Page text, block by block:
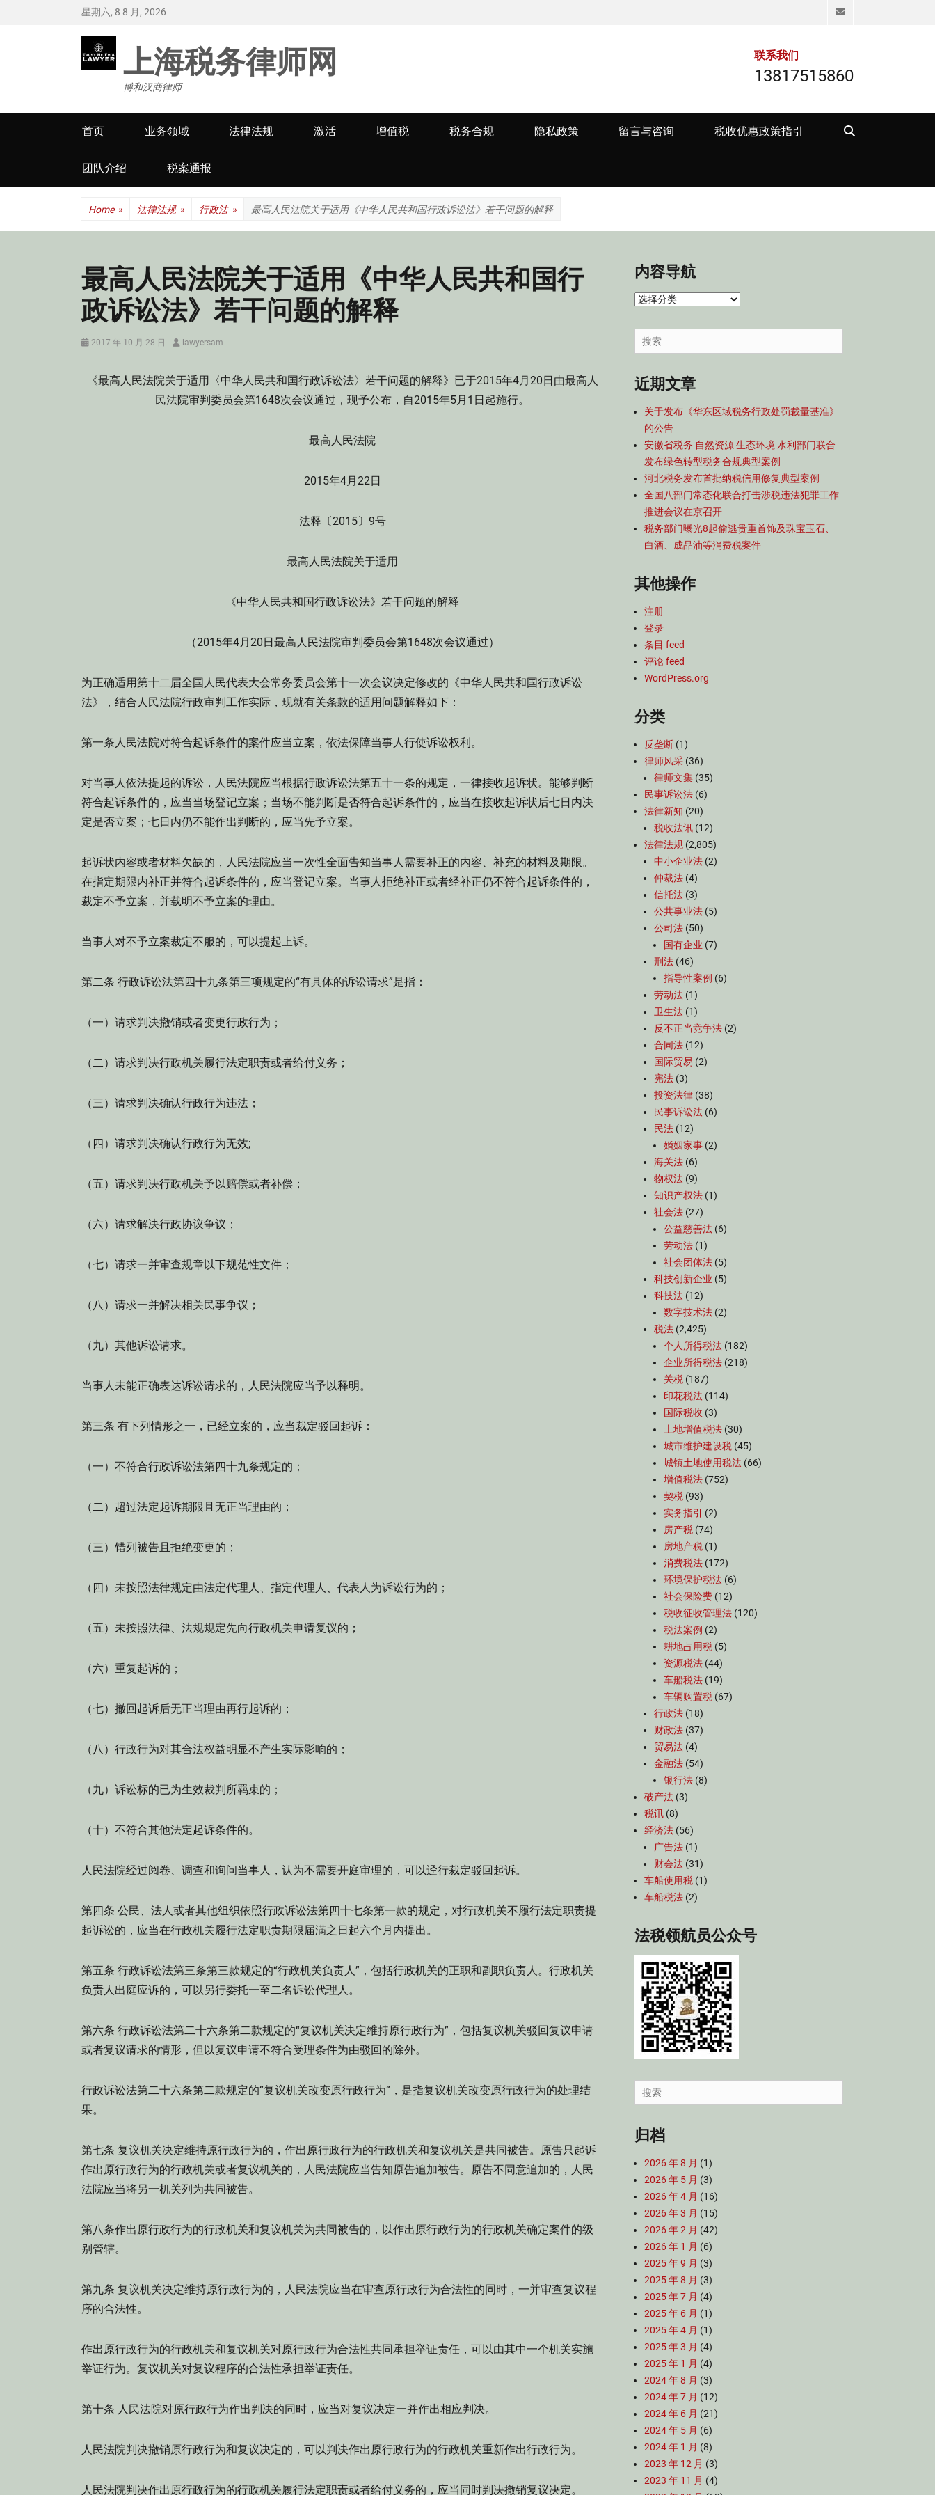
星期六, 8 8 月, 2026 Email
上海税务律师网
博和汉商律师
联系我们
13817515860
Primary
menu
首页 业务领域 法律法规 激活 增值税 税务合规 隐私政策 留言与咨询 税收优惠政策指引
团队介绍 税案通报
Home » 法律法规 » 行政法 » 最高人民法院关于适用《中华人民共和国行政诉讼法》若干问题的解释
最高人民法院关于适用《中华人民共和国行
政诉讼法》若干问题的解释
Posted
2017 年 10 月 28 日 Authorlawyersam
《最高人民法院关于适用〈中华人民共和国行政诉讼法〉若干问题的解释》已于2015年4月20日由最高人
民法院审判委员会第1648次会议通过，现予公布，自2015年5月1日起施行。
最高人民法院
2015年4月22日
法释〔2015〕9号
最高人民法院关于适用
《中华人民共和国行政诉讼法》若干问题的解释
（2015年4月20日最高人民法院审判委员会第1648次会议通过）
为正确适用第十二届全国人民代表大会常务委员会第十一次会议决定修改的《中华人民共和国行政诉讼
法》，结合人民法院行政审判工作实际，现就有关条款的适用问题解释如下：
第一条人民法院对符合起诉条件的案件应当立案，依法保障当事人行使诉讼权利。
对当事人依法提起的诉讼，人民法院应当根据行政诉讼法第五十一条的规定，一律接收起诉状。能够判断
符合起诉条件的，应当当场登记立案；当场不能判断是否符合起诉条件的，应当在接收起诉状后七日内决
定是否立案；七日内仍不能作出判断的，应当先予立案。
起诉状内容或者材料欠缺的，人民法院应当一次性全面告知当事人需要补正的内容、补充的材料及期限。
在指定期限内补正并符合起诉条件的，应当登记立案。当事人拒绝补正或者经补正仍不符合起诉条件的，
裁定不予立案，并载明不予立案的理由。
当事人对不予立案裁定不服的，可以提起上诉。
第二条 行政诉讼法第四十九条第三项规定的“有具体的诉讼请求”是指：
（一）请求判决撤销或者变更行政行为；
（二）请求判决行政机关履行法定职责或者给付义务；
（三）请求判决确认行政行为违法；
（四）请求判决确认行政行为无效;
（五）请求判决行政机关予以赔偿或者补偿；
（六）请求解决行政协议争议；
（七）请求一并审查规章以下规范性文件；
（八）请求一并解决相关民事争议；
（九）其他诉讼请求。
当事人未能正确表达诉讼请求的，人民法院应当予以释明。
第三条 有下列情形之一，已经立案的，应当裁定驳回起诉：
（一）不符合行政诉讼法第四十九条规定的；
（二）超过法定起诉期限且无正当理由的；
（三）错列被告且拒绝变更的；
（四）未按照法律规定由法定代理人、指定代理人、代表人为诉讼行为的；
（五）未按照法律、法规规定先向行政机关申请复议的；
（六）重复起诉的；
（七）撤回起诉后无正当理由再行起诉的；
（八）行政行为对其合法权益明显不产生实际影响的；
（九）诉讼标的已为生效裁判所羁束的；
（十）不符合其他法定起诉条件的。
人民法院经过阅卷、调查和询问当事人，认为不需要开庭审理的，可以迳行裁定驳回起诉。
第四条 公民、法人或者其他组织依照行政诉讼法第四十七条第一款的规定，对行政机关不履行法定职责提
起诉讼的，应当在行政机关履行法定职责期限届满之日起六个月内提出。
第五条 行政诉讼法第三条第三款规定的“行政机关负责人”，包括行政机关的正职和副职负责人。行政机关
负责人出庭应诉的，可以另行委托一至二名诉讼代理人。
第六条 行政诉讼法第二十六条第二款规定的“复议机关决定维持原行政行为”，包括复议机关驳回复议申请
或者复议请求的情形，但以复议申请不符合受理条件为由驳回的除外。
行政诉讼法第二十六条第二款规定的“复议机关改变原行政行为”，是指复议机关改变原行政行为的处理结
果。
第七条 复议机关决定维持原行政行为的，作出原行政行为的行政机关和复议机关是共同被告。原告只起诉
作出原行政行为的行政机关或者复议机关的，人民法院应当告知原告追加被告。原告不同意追加的，人民
法院应当将另一机关列为共同被告。
第八条作出原行政行为的行政机关和复议机关为共同被告的，以作出原行政行为的行政机关确定案件的级
别管辖。
第九条 复议机关决定维持原行政行为的，人民法院应当在审查原行政行为合法性的同时，一并审查复议程
序的合法性。
作出原行政行为的行政机关和复议机关对原行政行为合法性共同承担举证责任，可以由其中一个机关实施
举证行为。复议机关对复议程序的合法性承担举证责任。
第十条 人民法院对原行政行为作出判决的同时，应当对复议决定一并作出相应判决。
人民法院判决撤销原行政行为和复议决定的，可以判决作出原行政行为的行政机关重新作出行政行为。
人民法院判决作出原行政行为的行政机关履行法定职责或者给付义务的，应当同时判决撤销复议决定。
内容导航
内
导
航
Search
for:
近期文章
关于发布《华东区域税务行政处罚裁量基准》
的公告
安徽省税务 自然资源 生态环境 水利部门联合
发布绿色转型税务合规典型案例
河北税务发布首批纳税信用修复典型案例
全国八部门常态化联合打击涉税违法犯罪工作
推进会议在京召开
税务部门曝光8起偷逃贵重首饰及珠宝玉石、
白酒、成品油等消费税案件
其他操作
注册
登录
条目 feed
评论 feed
WordPress.org
分类
反垄断 (1)
律师风采 (36)
律师文集 (35)
民事诉讼法 (6)
法律新知 (20)
税收法讯 (12)
法律法规 (2,805)
中小企业法 (2)
仲裁法 (4)
信托法 (3)
公共事业法 (5)
公司法 (50)
国有企业 (7)
刑法 (46)
指导性案例 (6)
劳动法 (1)
卫生法 (1)
反不正当竞争法 (2)
合同法 (12)
国际贸易 (2)
宪法 (3)
投资法律 (38)
民事诉讼法 (6)
民法 (12)
婚姻家事 (2)
海关法 (6)
物权法 (9)
知识产权法 (1)
社会法 (27)
公益慈善法 (6)
劳动法 (1)
社会团体法 (5)
科技创新企业 (5)
科技法 (12)
数字技术法 (2)
税法 (2,425)
个人所得税法 (182)
企业所得税法 (218)
关税 (187)
印花税法 (114)
国际税收 (3)
土地增值税法 (30)
城市维护建设税 (45)
城镇土地使用税法 (66)
增值税法 (752)
契税 (93)
实务指引
(2)
房产税 (74)
房地产税 (1)
消费税法 (172)
环境保护税法 (6)
社会保险费 (12)
税收征收管理法 (120)
税法案例 (2)
耕地占用税 (5)
资源税法 (44)
车船税法 (19)
车辆购置税 (67)
行政法 (18)
财政法 (37)
贸易法 (4)
金融法 (54)
银行法 (8)
破产法 (3)
税讯 (8)
经济法 (56)
广告法 (1)
财会法 (31)
车船使用税 (1)
车船税法 (2)
法税领航员公众号
Search
for:
归档
2026 年 8 月 (1)
2026 年 5 月 (3)
2026 年 4 月 (16)
2026 年 3 月 (15)
2026 年 2 月 (42)
2026 年 1 月 (6)
2025 年 9 月 (3)
2025 年 8 月 (3)
2025 年 7 月 (4)
2025 年 6 月 (1)
2025 年 4 月 (1)
2025 年 3 月 (4)
2025 年 1 月 (4)
2024 年 8 月 (3)
2024 年 7 月 (12)
2024 年 6 月 (21)
2024 年 5 月 (6)
2024 年 1 月 (8)
2023 年 12 月 (3)
2023 年 11 月 (4)